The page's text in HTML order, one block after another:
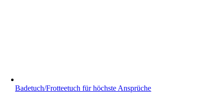
Badetuch/Frotteetuch für höchste Ansprüche